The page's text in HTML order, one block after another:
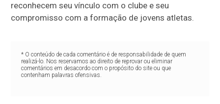
reconhecem seu vínculo com o clube e seu
compromisso com a formação de jovens atletas.
* O conteúdo de cada comentário é de responsabilidade de quem
realizá-lo. Nos reservamos ao direito de reprovar ou eliminar
comentários em desacordo com o propósito do site ou que
contenham palavras ofensivas.